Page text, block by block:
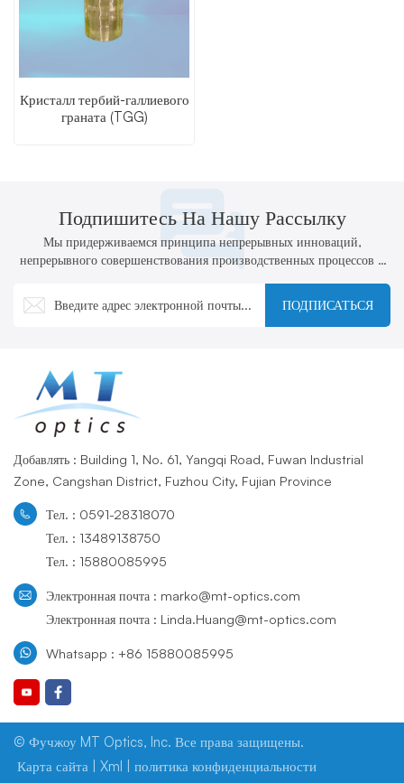
Кристалл тербий-галлиевого
граната (TGG)
Подпишитесь На Нашу Рассылку
Мы придерживаемся принципа непрерывных инноваций,
непрерывного совершенствования производственных процессов и
ПОДПИСАТЬСЯ
Добавлять : Building 1, No. 61, Yangqi Road, Fuwan Industrial
Zone, Cangshan District, Fuzhou City, Fujian Province
Тел. : 0591-28318070
Тел. : 13489138750
Тел. : 15880085995
Электронная почта : marko@mt-optics.com
Электронная почта : Linda.Huang@mt-optics.com
Whatsapp : +86 15880085995
© Фучжоу MT Optics, Inc. Все права защищены.
Карта сайта
Xml
политика конфиденциальности